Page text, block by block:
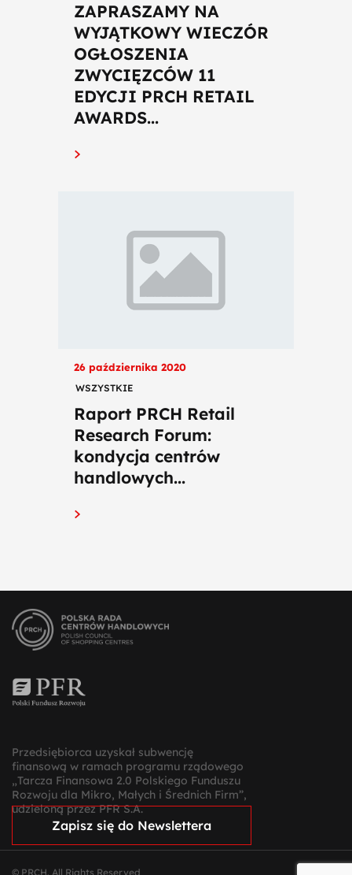
ZAPRASZAMY NA
WYJĄTKOWY WIECZÓR
OGŁOSZENIA
ZWYCIĘZCÓW 11
EDYCJI PRCH RETAIL
AWARDS...
26 października 2020
WSZYSTKIE
Raport PRCH Retail
Research Forum:
kondycja centrów
handlowych...
Przedsiębiorca uzyskał subwencję
finansową w ramach programu rządowego
„Tarcza Finansowa 2.0 Polskiego Funduszu
Rozwoju dla Mikro, Małych i Średnich Firm”,
udzieloną przez PFR S.A.
Zapisz się do Newslettera
© PRCH. All Rights Reserved